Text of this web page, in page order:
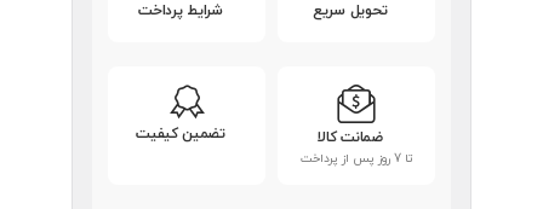
تحویل سریع شرایط پرداخت
ضمانت کالا
تا 7 روز پس از پرداخت
تضمین کیفیت